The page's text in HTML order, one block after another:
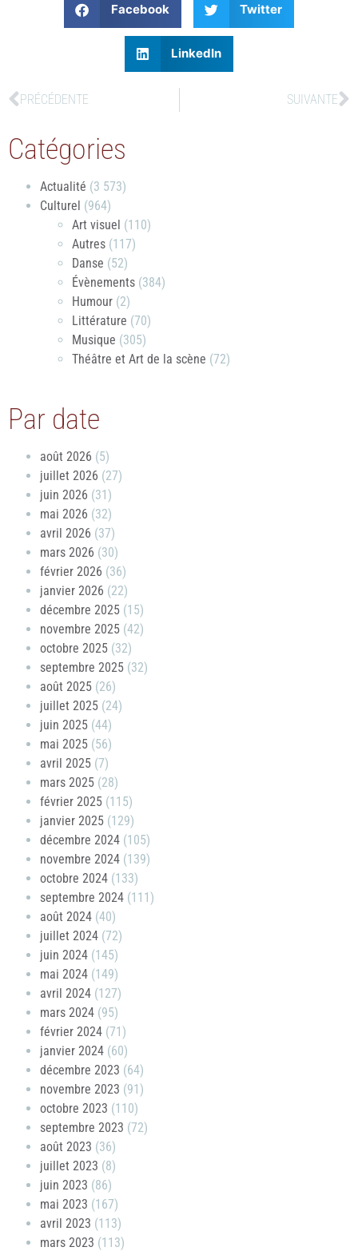
Facebook Twitter
LinkedIn
PRÉCÉDENTE SUIVANTE
Catégories
Actualité (3 573)
Culturel (964)
Art visuel (110)
Autres (117)
Danse (52)
Évènements (384)
Humour (2)
Littérature (70)
Musique (305)
Théâtre et Art de la scène (72)
Par date
août 2026 (5)
juillet 2026 (27)
juin 2026 (31)
mai 2026 (32)
avril 2026 (37)
mars 2026 (30)
février 2026 (36)
janvier 2026 (22)
décembre 2025 (15)
novembre 2025 (42)
octobre 2025 (32)
septembre 2025 (32)
août 2025 (26)
juillet 2025 (24)
juin 2025 (44)
mai 2025 (56)
avril 2025 (7)
mars 2025 (28)
février 2025 (115)
janvier 2025 (129)
décembre 2024 (105)
novembre 2024 (139)
octobre 2024 (133)
septembre 2024 (111)
août 2024 (40)
juillet 2024 (72)
juin 2024 (145)
mai 2024 (149)
avril 2024 (127)
mars 2024 (95)
février 2024 (71)
janvier 2024 (60)
décembre 2023 (64)
novembre 2023 (91)
octobre 2023 (110)
septembre 2023 (72)
août 2023 (36)
juillet 2023 (8)
juin 2023 (86)
mai 2023 (167)
avril 2023 (113)
mars 2023 (113)